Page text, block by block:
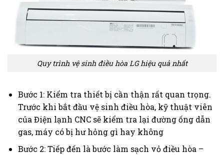
Quy trình vệ sinh điều hòa LG hiệu quả nhất
Bước 1: Kiểm tra thiết bị cần thận rất quan trọng.
Trước khi bắt đầu vệ sinh điều hòa, kỹ thuật viên
của Điện lạnh CNC sẽ kiểm tra lại đường ống dẫn
gas, máy có bị hư hỏng gì hay không
Bước 2: Tiếp đến là bước làm sạch vỏ điều hòa –